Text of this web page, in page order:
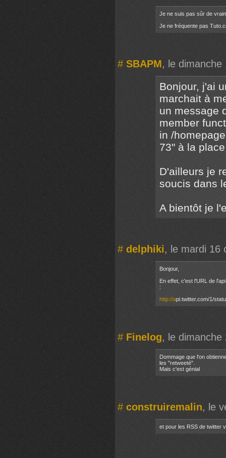
Je ne suis pas sûr de
Je ne fréquente pas
# SBAPM, le dimanche
Bonjour, j'ai
marchait à
un message
member
in /
73" à la
D'ailleurs je
soucis dans
A bientôt je
# delphiki, le mardi 16
Bonjour,
En effet, c'est l'URL de
:
http://api.twitter.com/1/
# Finelog, le dimanche
Dommage que l'on
les "retweeté".
Mais c'est génial
# construiremalin, le
et pour les RSS de twitter